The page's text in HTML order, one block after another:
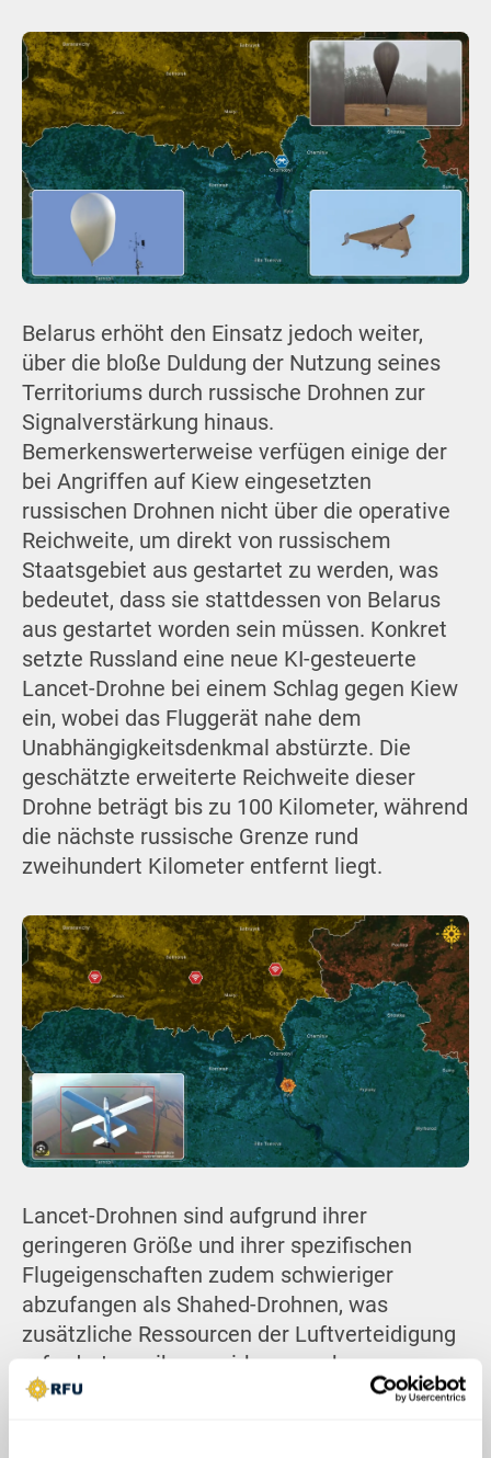
Belarus erhöht den Einsatz jedoch weiter,
über die bloße Duldung der Nutzung seines
Territoriums durch russische Drohnen zur
Signalverstärkung hinaus.
Bemerkenswerterweise verfügen einige der
bei Angriffen auf Kiew eingesetzten
russischen Drohnen nicht über die operative
Reichweite, um direkt von russischem
Staatsgebiet aus gestartet zu werden, was
bedeutet, dass sie stattdessen von Belarus
aus gestartet worden sein müssen. Konkret
setzte Russland eine neue KI-gesteuerte
Lancet-Drohne bei einem Schlag gegen Kiew
ein, wobei das Fluggerät nahe dem
Unabhängigkeitsdenkmal abstürzte. Die
geschätzte erweiterte Reichweite dieser
Drohne beträgt bis zu 100 Kilometer, während
die nächste russische Grenze rund
zweihundert Kilometer entfernt liegt.
Lancet-Drohnen sind aufgrund ihrer
geringeren Größe und ihrer spezifischen
Flugeigenschaften zudem schwieriger
abzufangen als Shahed-Drohnen, was
zusätzliche Ressourcen der Luftverteidigung
erfordert, um ihnen wirksam zu begegnen.
Der Vorfall deutet darauf hin, dass Russland